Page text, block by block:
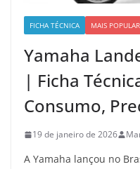
FICHA TÉCNICA MAIS
Yamaha
| Ficha
Consumo,
19 de janeiro de 2026
A Yamaha lançou no